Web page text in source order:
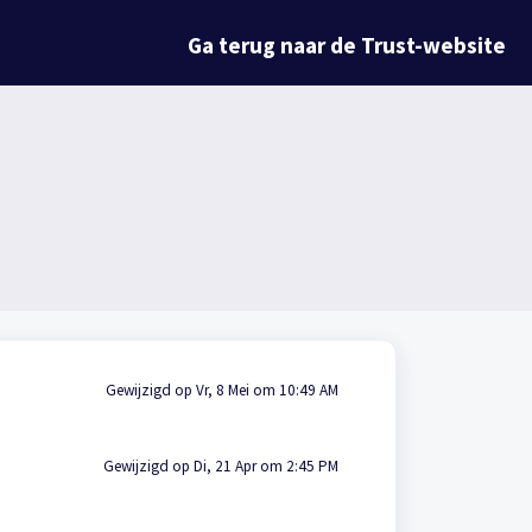
Ga terug naar de Trust-website
Gewijzigd op Vr, 8 Mei om 10:49 AM
Gewijzigd op Di, 21 Apr om 2:45 PM